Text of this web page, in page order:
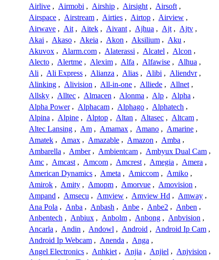
Airlive , Airmobi , Airship , Airsight , Airsoft ,
Airspace , Airstream , Airties , Airtop , Airview ,
Airwave , Ait , Aitek , Aivant , Ajhua , Ajt , Ajtv ,
Akai , Akaso , Akeia , Akon , Aksilium , Aku ,
Akuvox , Alarm.com , Alaterassi , Alcatel , Alcon ,
Alecto , Alertme , Alexim , Alfa , Alfawise , Alhua ,
Ali , Ali Express , Alianza , Alias , Alibi , Aliendvr ,
Alinking , Alivision , All-in-one , Alliede , Allnet ,
Allsky , Alltec , Almacen , Alonma , Alp , Alpha ,
Alpha Power , Alphacam , Alphago , Alphatech ,
Alpina , Alpine , Alptop , Altan , Altasec , Altcam ,
Altec Lansing , Am , Amamax , Amano , Amarine ,
Amatek , Amax , Amazable , Amazon , Amba ,
Ambarella , Amber , Ambientcam , Ambyux Dual Cam ,
Amc , Amcast , Amcom , Amcrest , Amegia , Amera ,
American Dynamics , Ameta , Amiccom , Amiko ,
Amirok , Amity , Amopm , Amorvue , Amovision ,
Ampand , Amsecu , Amview , Amview Hd , Amway ,
Ana Pola , Anba , Anbash , Anbe , Anbe2 , Anben ,
Anbentech , Anbiux , Anbolm , Anbong , Anbvision ,
Ancarla , Andin , Andowl , Android , Android Ip Cam ,
Android Ip Webcam , Anenda , Anga ,
Angel Electronics , Anhkiet , Anjia , Anjiel , Anjvision ,